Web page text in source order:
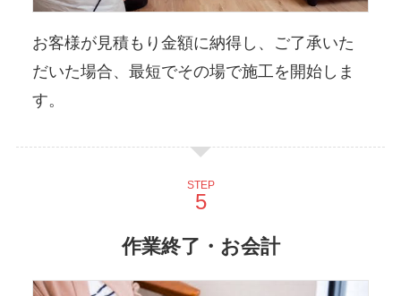
お客様が見積もり金額に納得し、ご了承いた
だいた場合、最短でその場で施工を開始しま
す。
STEP
作業終了・お会計